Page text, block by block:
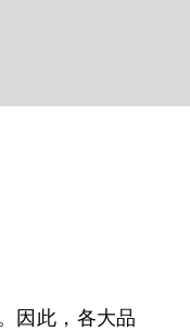
因此，各大品